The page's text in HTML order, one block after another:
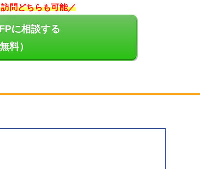
問どちらも可能／
に相談する
無料）